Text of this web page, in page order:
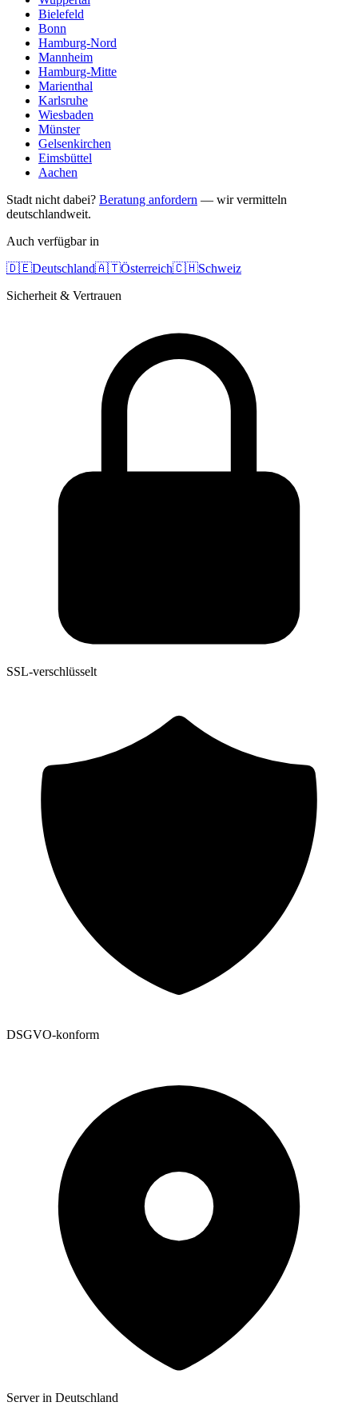
Bielefeld
Bonn
Hamburg-Nord
Mannheim
Hamburg-Mitte
Marienthal
Karlsruhe
Wiesbaden
Münster
Gelsenkirchen
Eimsbüttel
Aachen
Stadt nicht dabei? Beratung anfordern — wir vermitteln
deutschlandweit.
Auch verfügbar in
🇩🇪Deutschland🇦🇹Österreich🇨🇭Schweiz
Sicherheit & Vertrauen
SSL-verschlüsselt
DSGVO-konform
Server in Deutschland